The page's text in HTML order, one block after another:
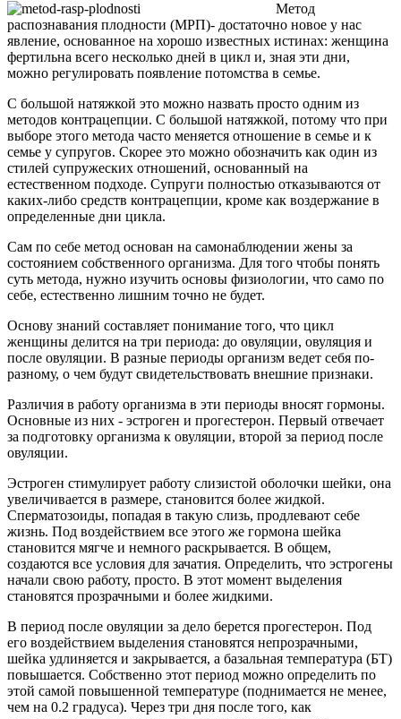
Метод
распознавания плодности (МРП)- достаточно новое у нас
явление, основанное на хорошо известных истинах: женщина
фертильна всего несколько дней в цикл и, зная эти дни,
можно регулировать появление потомства в семье.
С большой натяжкой это можно назвать просто одним из
методов контрацепции. С большой натяжкой, потому что при
выборе этого метода часто меняется отношение в семье и к
семье у супругов. Скорее это можно обозначить как один из
стилей супружеских отношений, основанный на
естественном подходе. Супруги полностью отказываются от
каких-либо средств контрацепции, кроме как воздержание в
определенные дни цикла.
Сам по себе метод основан на самонаблюдении жены за
состоянием собственного организма. Для того чтобы понять
суть метода, нужно изучить основы физиологии, что само по
себе, естественно лишним точно не будет.
Основу знаний составляет понимание того, что цикл
женщины делится на три периода: до овуляции, овуляция и
после овуляции. В разные периоды организм ведет себя по-
разному, о чем будут свидетельствовать внешние признаки.
Различия в работу организма в эти периоды вносят гормоны.
Основные из них - эстроген и прогестерон. Первый отвечает
за подготовку организма к овуляции, второй за период после
овуляции.
Эстроген стимулирует работу слизистой оболочки шейки, она
увеличивается в размере, становится более жидкой.
Сперматозоиды, попадая в такую слизь, продлевают себе
жизнь. Под воздействием все этого же гормона шейка
становится мягче и немного раскрывается. В общем,
создаются все условия для зачатия. Определить, что эстрогены
начали свою работу, просто. В этот момент выделения
становятся прозрачными и более жидкими.
В период после овуляции за дело берется прогестерон. Под
его воздействием выделения становятся непрозрачными,
шейка удлиняется и закрывается, а базальная температура (БТ)
повышается. Собственно этот период можно определить по
этой самой повышенной температуре (поднимается не менее,
чем на 0.2 градуса). Через три дня после того, как